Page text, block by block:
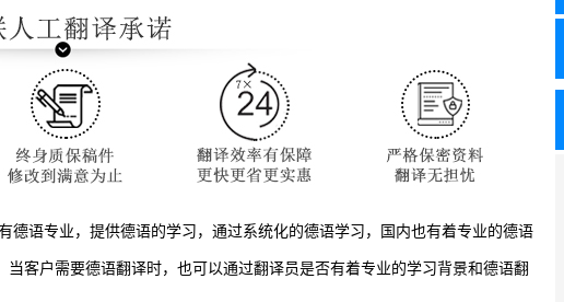
德语专业，提供德语的学习，通过系统化的德语学习，国内也有着专业的德语
客户需要德语翻译时，也可以通过翻译员是否有着专业的学习背景和德语翻